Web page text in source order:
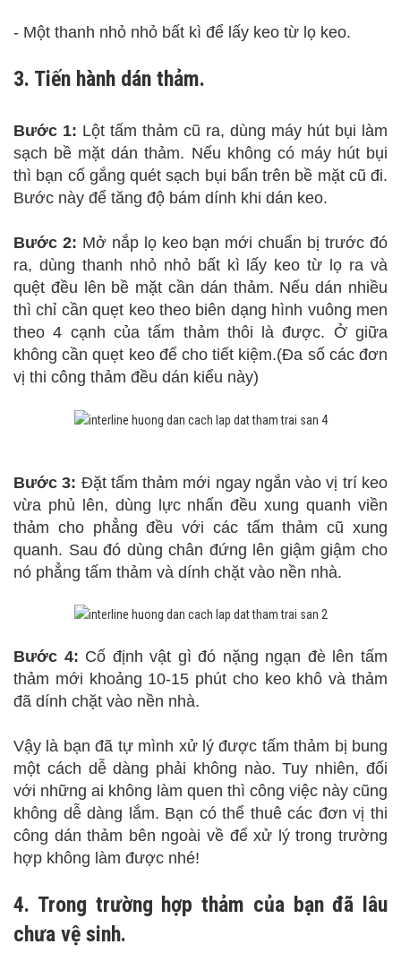
- Một thanh nhỏ nhỏ bất kì để lấy keo từ lọ keo.
3. Tiến hành dán thảm.
Bước 1: Lột tấm thảm cũ ra, dùng máy hút bụi làm
sạch bề mặt dán thảm. Nếu không có máy hút bụi
thì bạn cố gắng quét sạch bụi bẩn trên bề mặt cũ đi.
Bước này để tăng độ bám dính khi dán keo.
Bước 2: Mở nắp lọ keo bạn mới chuẩn bị trước đó
ra, dùng thanh nhỏ nhỏ bất kì lấy keo từ lọ ra và
quệt đều lên bề mặt cần dán thảm. Nếu dán nhiều
thì chỉ cần quẹt keo theo biên dạng hình vuông men
theo 4 cạnh của tấm thảm thôi là được. Ở giữa
không cần quẹt keo để cho tiết kiệm.(Đa số các đơn
vị thi công thảm đều dán kiểu này)
Bước 3: Đặt tấm thảm mới ngay ngắn vào vị trí keo
vừa phủ lên, dùng lực nhấn đều xung quanh viền
thảm cho phẳng đều với các tấm thảm cũ xung
quanh. Sau đó dùng chân đứng lên giậm giậm cho
nó phẳng tấm thảm và dính chặt vào nền nhà.
Bước 4: Cố định vật gì đó nặng ngạn đè lên tấm
thảm mới khoảng 10-15 phút cho keo khô và thảm
đã dính chặt vào nền nhà.
Vậy là bạn đã tự mình xử lý được tấm thảm bị bung
một cách dễ dàng phải không nào. Tuy nhiên, đối
với những ai không làm quen thì công việc này cũng
không dễ dàng lắm. Bạn có thể thuê các đơn vị thi
công dán thảm bên ngoài về để xử lý trong trường
hợp không làm được nhé!
4. Trong trường hợp thảm của bạn đã lâu
chưa vệ sinh.